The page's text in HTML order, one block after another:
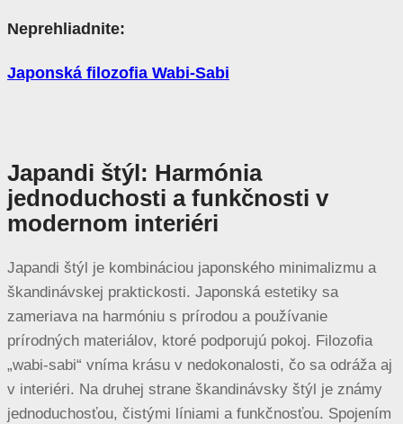
Neprehliadnite:
Japonská filozofia Wabi-Sabi
Japandi štýl: Harmónia
jednoduchosti a funkčnosti v
modernom interiéri
Japandi štýl je kombináciou japonského minimalizmu a
škandinávskej praktickosti. Japonská estetiky sa
zameriava na harmóniu s prírodou a používanie
prírodných materiálov, ktoré podporujú pokoj. Filozofia
„wabi-sabi“ vníma krásu v nedokonalosti, čo sa odráža aj
v interiéri. Na druhej strane škandinávsky štýl je známy
jednoduchosťou, čistými líniami a funkčnosťou. Spojením